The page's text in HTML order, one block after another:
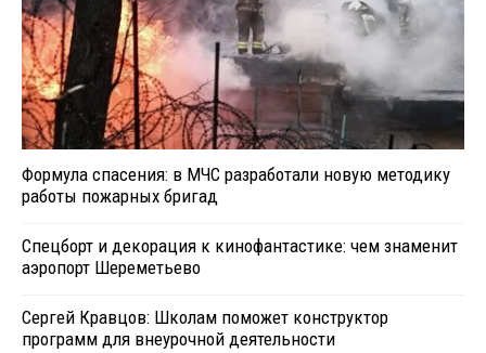
Формула спасения: в МЧС разработали новую методику
работы пожарных бригад
Спецборт и декорация к кинофантастике: чем знаменит
аэропорт Шереметьево
Сергей Кравцов: Школам поможет конструктор
программ для внеурочной деятельности